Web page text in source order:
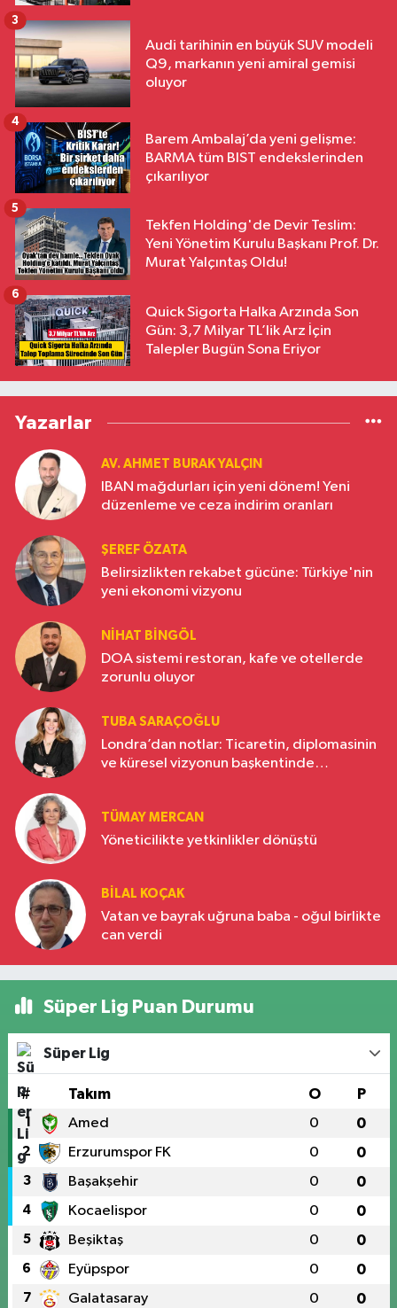
Audi tarihinin en büyük SUV modeli
Q9, markanın yeni amiral gemisi
oluyor
3
Barem Ambalaj’da yeni gelişme:
BARMA tüm BIST endekslerinden
çıkarılıyor
4
Tekfen Holding'de Devir Teslim:
Yeni Yönetim Kurulu Başkanı Prof. Dr.
Murat Yalçıntaş Oldu!
5
Quick Sigorta Halka Arzında Son
Gün: 3,7 Milyar TL’lik Arz İçin
Talepler Bugün Sona Eriyor
6
Yazarlar
AV. AHMET BURAK YALÇIN
IBAN mağdurları için yeni dönem! Yeni
düzenleme ve ceza indirim oranları
ŞEREF ÖZATA
Belirsizlikten rekabet gücüne: Türkiye'nin
yeni ekonomi vizyonu
NIHAT BINGÖL
DOA sistemi restoran, kafe ve otellerde
zorunlu oluyor
TUBA SARAÇOĞLU
Londra’dan notlar: Ticaretin, diplomasinin
ve küresel vizyonun başkentinde
TÜMAY MERCAN
Yöneticilikte yetkinlikler dönüştü
BILAL KOÇAK
Vatan ve bayrak uğruna baba - oğul birlikte
can verdi
Süper Lig Puan Durumu
Süper Lig
# Takım O P
1 Amed 0 0
2 Erzurumspor FK 0 0
3 Başakşehir 0 0
4 Kocaelispor 0 0
5 Beşiktaş 0 0
6 Eyüpspor 0 0
7 Galatasaray 0 0